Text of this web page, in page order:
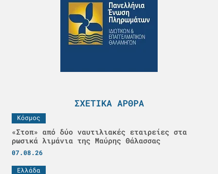
ΣΧΕΤΙΚΆ ΆΡΘΡΑ
Κόσμος
«Στοπ» από δύο ναυτιλιακές εταιρείες στα
ρωσικά λιμάνια της Μαύρης Θάλασσας
07.08.26
Ελλάδα